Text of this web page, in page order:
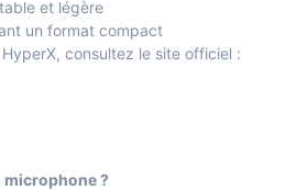
et légère
un format compact
consultez le site officiel :
?